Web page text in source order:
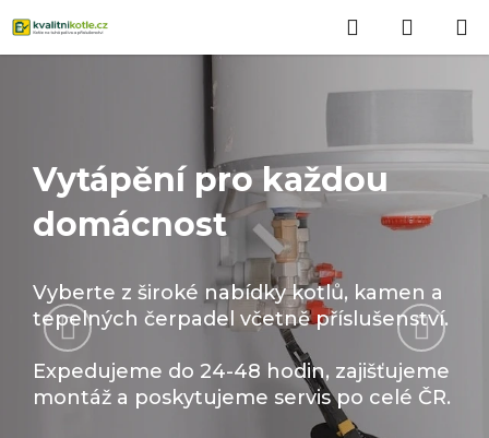
na
obsah
Hledat
KOŠÍK
Vytápění pro každou
domácnost
Vyberte z široké nabídky kotlů, kamen a
tepelných čerpadel včetně příslušenství.
Expedujeme do 24-48 hodin, zajišťujeme
montáž a poskytujeme servis po celé ČR.
Předchozí